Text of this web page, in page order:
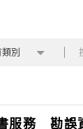
別
服務 勘誤